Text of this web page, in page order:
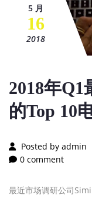
5 月
16
2018
2018年
的Top 10
Posted by admin
0 comment
最近市场调研公司